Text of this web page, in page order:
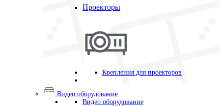
Проекторы
Крепления для проекторов
Видео оборудование
Видео оборудование